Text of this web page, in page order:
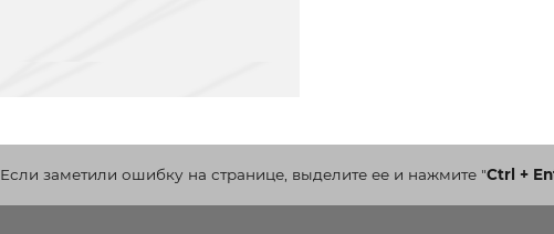
Если заметили ошибку на странице, выделите ее и нажмите"Ctrl +